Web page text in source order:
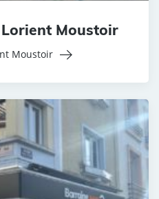
Moustoir
Moustoir